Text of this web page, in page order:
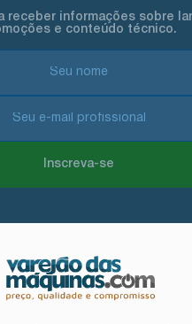
receber informações sobre
e conteúdo técnico.
Inscreva-se